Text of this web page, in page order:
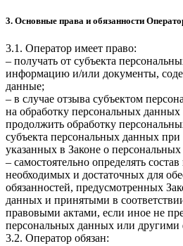
3. Основные права и обязанности
3.1. Оператор имеет право:
– получать от субъекта
информацию и/или документы,
данные;
– в случае отзыва субъектом
на обработку персональных
продолжить обработку
субъекта персональных данных
указанных в Законе о
– самостоятельно определять
необходимых и достаточных для
обязанностей, предусмотренных
данных и принятыми в
правовыми актами, если иное не
персональных данных или другими
3.2. Оператор обязан: